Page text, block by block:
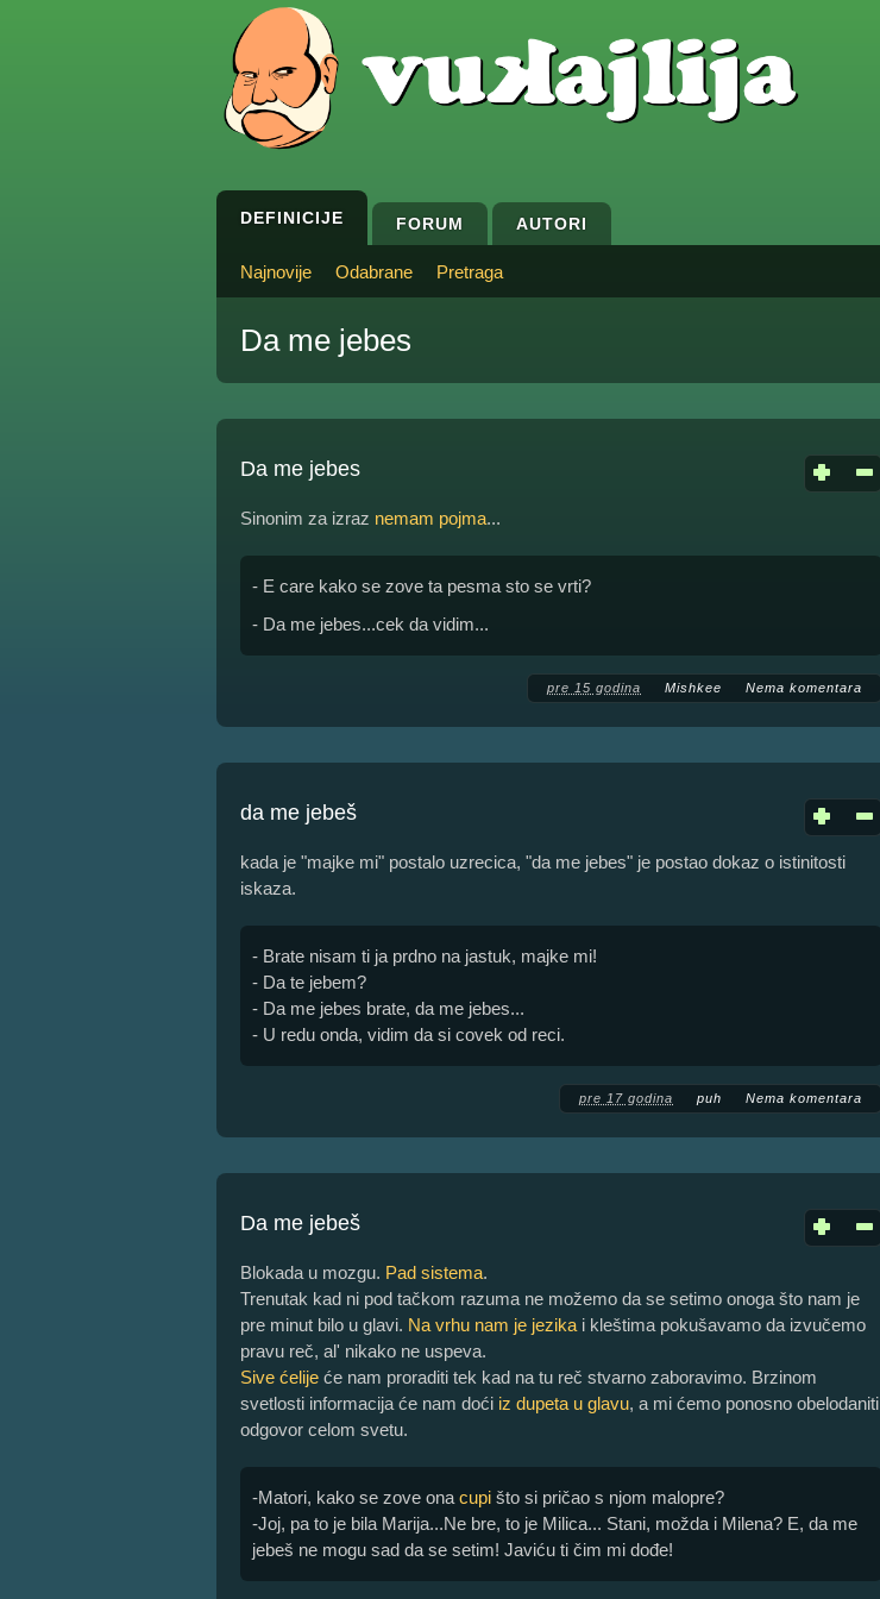
DEFINICIJE FORUM AUTORI
Najnovije Odabrane Pretraga
Da me jebes
Da me jebes
Sinonim za izraz nemam pojma...
- E care kako se zove ta pesma sto se vrti?
- Da me jebes...cek da vidim...
pre 15 godina Mishkee Nema komentara
da me jebeš
kada je "majke mi" postalo uzrecica, "da me jebes" je postao dokaz o istinitosti
iskaza.
- Brate nisam ti ja prdno na jastuk, majke mi!
- Da te jebem?
- Da me jebes brate, da me jebes...
- U redu onda, vidim da si covek od reci.
pre 17 godina puh Nema komentara
Da me jebeš
Blokada u mozgu. Pad sistema.
Trenutak kad ni pod tačkom razuma ne možemo da se setimo onoga što nam je
pre minut bilo u glavi. Na vrhu nam je jezika i kleštima pokušavamo da izvučemo
pravu reč, al' nikako ne uspeva.
Sive ćelije će nam proraditi tek kad na tu reč stvarno zaboravimo. Brzinom
svetlosti informacija će nam doći iz dupeta u glavu, a mi ćemo ponosno obelodaniti
odgovor celom svetu.
-Matori, kako se zove ona cupi što si pričao s njom malopre?
-Joj, pa to je bila Marija...Ne bre, to je Milica... Stani, možda i Milena? E, da me
jebeš ne mogu sad da se setim! Javiću ti čim mi dođe!